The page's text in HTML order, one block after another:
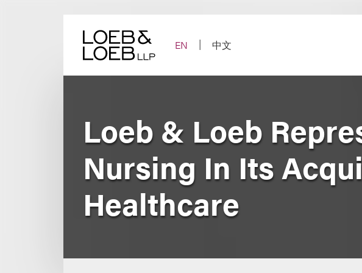
EN
中文
Loeb & Loeb
Nursing In Its
Healthcare